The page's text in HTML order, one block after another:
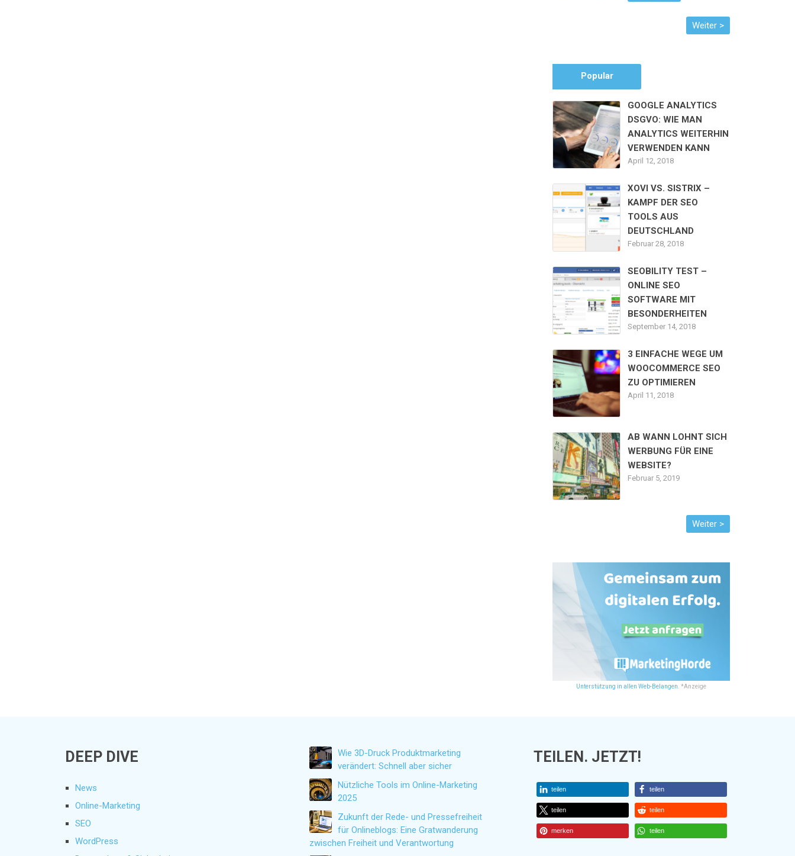
Popular
GOOGLE ANALYTICS
DSGVO: WIE MAN
ANALYTICS WEITERHIN
VERWENDEN KANN
April 12, 2018
XOVI VS. SISTRIX –
KAMPF DER SEO
TOOLS AUS
DEUTSCHLAND
Februar 28, 2018
SEOBILITY TEST –
ONLINE SEO
SOFTWARE MIT
BESONDERHEITEN
September 14, 2018
3 EINFACHE WEGE UM
WOOCOMMERCE SEO
ZU OPTIMIEREN
April 11, 2018
AB WANN LOHNT SICH
WERBUNG FÜR EINE
WEBSITE?
Februar 5, 2019
Unterstützung in allen Web-Belangen. *Anzeige
DEEP DIVE
News
Online-Marketing
SEO
WordPress
Wie 3D-Druck Produktmarketing
verändert: Schnell aber sicher
Nützliche Tools im Online-Marketing
2025
Zukunft der Rede- und Pressefreiheit
für Onlineblogs: Eine Gratwanderung
zwischen Freiheit und Verantwortung
TEILEN. JETZT!
teilen teilen
teilen teilen
merken teilen